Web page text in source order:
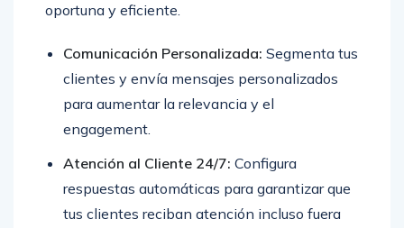
oportuna y eficiente.
Comunicación Personalizada: Segmenta tus
clientes y envía mensajes personalizados
para aumentar la relevancia y el
engagement.
Atención al Cliente 24/7: Configura
respuestas automáticas para garantizar que
tus clientes reciban atención incluso fuera